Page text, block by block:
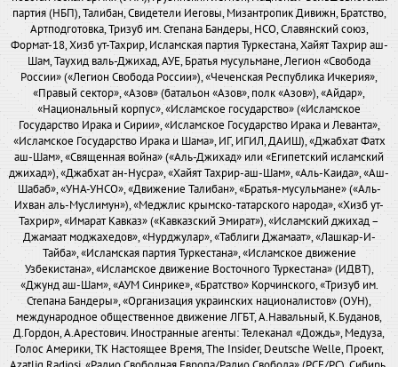
партия (НБП), Талибан, Свидетели Иеговы, Мизантропик Дивижн, Братство,
Артподготовка, Тризуб им. Степана Бандеры, НСО, Славянский союз,
Формат-18, Хизб ут-Тахрир, Исламская партия Туркестана, Хайят Тахрир аш-
Шам, Таухид валь-Джихад, АУЕ, Братья мусульмане, Легион «Свобода
России» («Легион Свобода России»), «Чеченская Республика Ичкерия»,
«Правый сектор», «Азов» (батальон «Азов», полк «Азов»), «Айдар»,
«Национальный корпус», «Исламское государство» («Исламское
Государство Ирака и Сирии», «Исламское Государство Ирака и Леванта»,
«Исламское Государство Ирака и Шама», ИГ, ИГИЛ, ДАИШ), «Джабхат Фатх
аш-Шам», «Священная война» («Аль-Джихад» или «Египетский исламский
джихад»), «Джабхат ан-Нусра», «Хайят Тахрир-аш-Шам», «Аль-Каида», «Аш-
Шабаб», «УНА-УНСО», «Движение Талибан», «Братья-мусульмане» («Аль-
Ихван аль-Муслимун»), «Меджлис крымско-татарского народа», «Хизб ут-
Тахрир», «Имарат Кавказ» («Кавказский Эмират»), «Исламский джихад –
Джамаат моджахедов», «Нурджулар», «Таблиги Джамаат», «Лашкар-И-
Тайба», «Исламская партия Туркестана», «Исламское движение
Узбекистана», «Исламское движение Восточного Туркестана» (ИДВТ),
«Джунд аш-Шам», «АУМ Синрике», «Братство» Корчинского, «Тризуб им.
Степана Бандеры», «Организация украинских националистов» (ОУН),
международное общественное движение ЛГБТ, А.Навальный, К.Буданов,
Д.Гордон, А.Арестович. Иностранные агенты: Телеканал «Дождь», Медуза,
Голос Америки, ТК Настоящее Время, The Insider, Deutsche Welle, Проект,